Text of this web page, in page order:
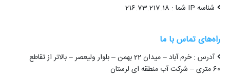
شناسه IP شما : 216.73.217.18
راه‌های تماس با ما
آدرس : خرم آباد – میدان 22 بهمن – بلوار ولیعصر – بالاتر از تقاطع
60 متری – شرکت آب منطقه ای لرستان